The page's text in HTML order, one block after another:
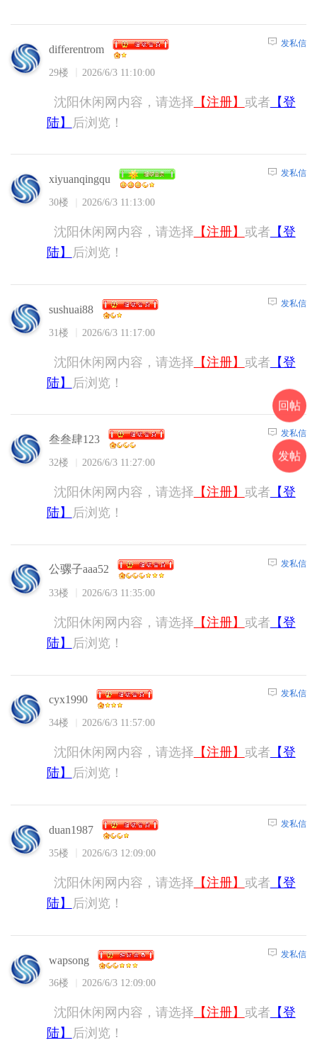
differentrom
29楼 2026/6/3 11:10:00
发私信
沈阳休闲网内容，请选择 【注册】 或者 【登
陆】
后浏览！
xiyuanqingqu
30楼 2026/6/3 11:13:00
发私信
沈阳休闲网内容，请选择 【注册】 或者 【登
陆】
后浏览！
sushuai88
31楼 2026/6/3 11:17:00
发私信
沈阳休闲网内容，请选择 【注册】 或者 【登
陆】
后浏览！
叁叁肆123
32楼 2026/6/3 11:27:00
发私信
沈阳休闲网内容，请选择 【注册】 或者 【登
陆】
后浏览！
公骡子aaa52
33楼 2026/6/3 11:35:00
发私信
沈阳休闲网内容，请选择 【注册】 或者 【登
陆】
后浏览！
cyx1990
34楼 2026/6/3 11:57:00
发私信
沈阳休闲网内容，请选择 【注册】 或者 【登
陆】
后浏览！
duan1987
35楼 2026/6/3 12:09:00
发私信
沈阳休闲网内容，请选择 【注册】 或者 【登
陆】
后浏览！
wapsong
36楼 2026/6/3 12:09:00
发私信
沈阳休闲网内容，请选择 【注册】 或者 【登
陆】
后浏览！
回帖
发帖